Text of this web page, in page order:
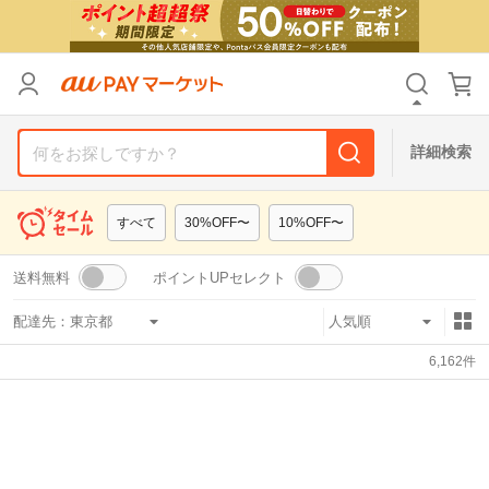
詳細検索
すべて 30%OFF〜 10%OFF〜
送料無料 ポイントUPセレクト
配達先：
6,162件
カテゴリ すべて
すべて
支払い方法 すべて
その他の条件
送料無料 タイムセール
Pontaパス特典対象すべて ポイントUPセレクトのみ
リセット
カテゴリ すべて
すべて
支払い方法 すべて
その他の条件
送料無料 タイムセール
Pontaパス特典対象すべて ポイントUPセレクトのみ